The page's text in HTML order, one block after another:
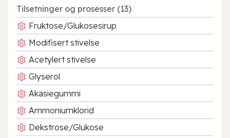
Tilsetninger og prosesser (13)
Fruktose/Glukosesirup
Modifisert stivelse
Acetylert stivelse
Glyserol
Akasiegummi
Ammoniumklorid
Dekstrose/Glukose